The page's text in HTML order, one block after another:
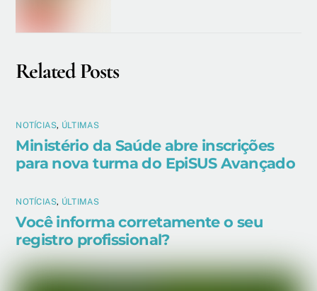
Related Posts
NOTÍCIAS, ÚLTIMAS
Ministério da Saúde abre inscrições
para nova turma do EpiSUS Avançado
NOTÍCIAS, ÚLTIMAS
Você informa corretamente o seu
registro profissional?